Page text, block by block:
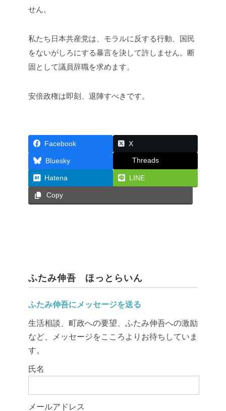
せん。
私たち日本共産党は、モラルに反する行動、国民
をないがしろにする暴言を決して許しません。断
固として議員辞職を求めます。
安倍政権は即刻、退陣すべきです。
Facebook X
Bluesky Threads
Hatena LINE
Copy
ふたみ伸吾 ほっとらいん
ふたみ伸吾にメッセージを送る
生活相談、町政への要望、ふたみ伸吾への激励
など、メッセージをこころよりお待ちしていま
す。
このフィールドは空のままにしてください。
氏名
メールアドレス